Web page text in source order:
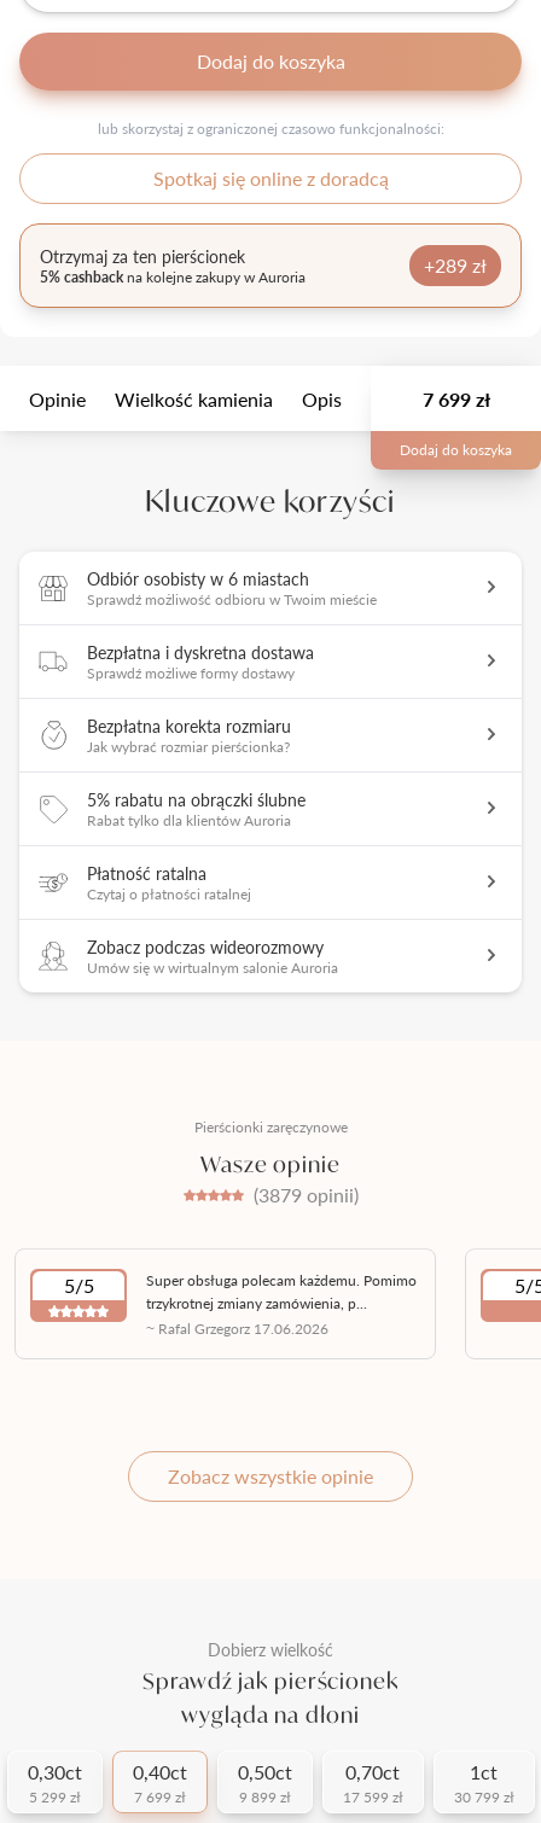
Dodaj do koszyka
lub skorzystaj z ograniczonej czasowo funkcjonalności:
Spotkaj się online z doradcą
Otrzymaj za ten pierścionek
5% cashbackna kolejne zakupy w Auroria +289 zł
Opinie Wielkość kamienia Opis Opakowanie
7 699 zł
Dodaj do koszyka
Kluczowe korzyści
Odbiór osobisty w 6 miastach
Sprawdź możliwość odbioru w Twoim mieście
Bezpłatna i dyskretna dostawa
Sprawdź możliwe formy dostawy
Bezpłatna korekta rozmiaru
Jak wybrać rozmiar pierścionka?
5% rabatu na obrączki ślubne
Rabat tylko dla klientów Auroria
Płatność ratalna
Czytaj o płatności ratalnej
Zobacz podczas wideorozmowy
Umów się w wirtualnym salonie Auroria
Pierścionki zaręczynowe
Wasze opinie
(3879 opinii)
5/5
Super obsługa polecam każdemu. Pomimo
trzykrotnej zmiany zamówienia, p...
~ Rafal Grzegorz 17.06.2026
5/
Zobacz wszystkie opinie
Dobierz wielkość
Sprawdź jak pierścionek
wygląda na dłoni
0,30ct
5 299 zł
0,40ct
7 699 zł
0,50ct
9 899 zł
0,70ct
17 599 zł
1ct
30 799 zł